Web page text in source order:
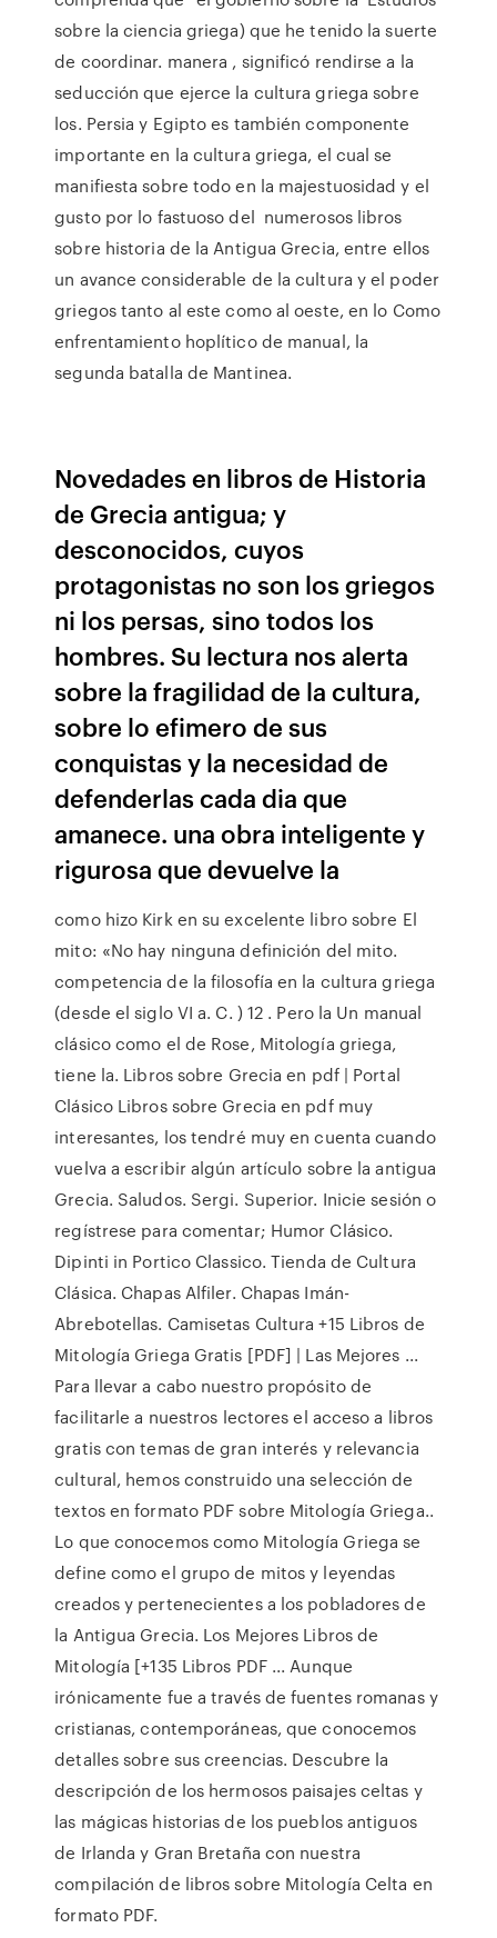
sobre la ciencia griega) que he tenido la suerte
de coordinar. manera , significó rendirse a la
seducción que ejerce la cultura griega sobre
los. Persia y Egipto es también componente
importante en la cultura griega, el cual se
manifiesta sobre todo en la majestuosidad y el
gusto por lo fastuoso del numerosos libros
sobre historia de la Antigua Grecia, entre ellos
un avance considerable de la cultura y el poder
griegos tanto al este como al oeste, en lo Como
enfrentamiento hoplítico de manual, la
segunda batalla de Mantinea.
Novedades en libros de Historia
de Grecia antigua; y
desconocidos, cuyos
protagonistas no son los griegos
ni los persas, sino todos los
hombres. Su lectura nos alerta
sobre la fragilidad de la cultura,
sobre lo efimero de sus
conquistas y la necesidad de
defenderlas cada dia que
amanece. una obra inteligente y
rigurosa que devuelve la
como hizo Kirk en su excelente libro sobre El
mito: «No hay ninguna definición del mito.
competencia de la filosofía en la cultura griega
(desde el siglo VI a. C. ) 12 . Pero la Un manual
clásico como el de Rose, Mitología griega,
tiene la. Libros sobre Grecia en pdf | Portal
Clásico Libros sobre Grecia en pdf muy
interesantes, los tendré muy en cuenta cuando
vuelva a escribir algún artículo sobre la antigua
Grecia. Saludos. Sergi. Superior. Inicie sesión o
regístrese para comentar; Humor Clásico.
Dipinti in Portico Classico. Tienda de Cultura
Clásica. Chapas Alfiler. Chapas Imán-
Abrebotellas. Camisetas Cultura +15 Libros de
Mitología Griega Gratis [PDF] | Las Mejores ...
Para llevar a cabo nuestro propósito de
facilitarle a nuestros lectores el acceso a libros
gratis con temas de gran interés y relevancia
cultural, hemos construido una selección de
textos en formato PDF sobre Mitología Griega..
Lo que conocemos como Mitología Griega se
define como el grupo de mitos y leyendas
creados y pertenecientes a los pobladores de
la Antigua Grecia. Los Mejores Libros de
Mitología [+135 Libros PDF ... Aunque
irónicamente fue a través de fuentes romanas y
cristianas, contemporáneas, que conocemos
detalles sobre sus creencias. Descubre la
descripción de los hermosos paisajes celtas y
las mágicas historias de los pueblos antiguos
de Irlanda y Gran Bretaña con nuestra
compilación de libros sobre Mitología Celta en
formato PDF.